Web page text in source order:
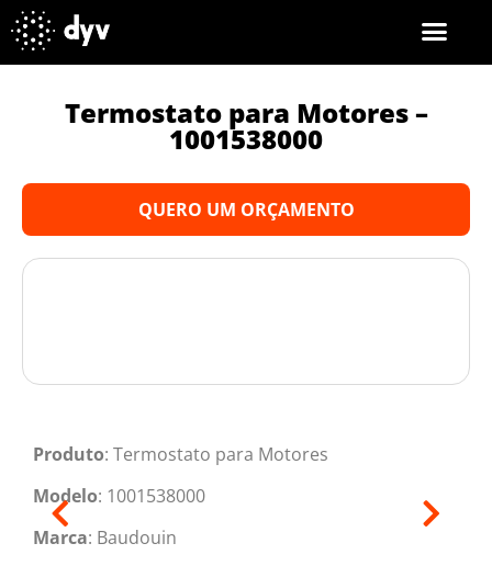
Termostato para Motores –
1001538000
QUERO UM ORÇAMENTO
Produto: Termostato para Motores
Modelo: 1001538000
Marca: Baudouin